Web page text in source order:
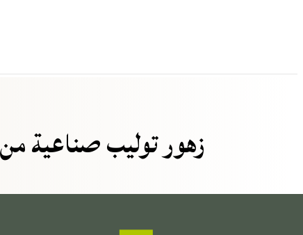
زهور توليب صناعية